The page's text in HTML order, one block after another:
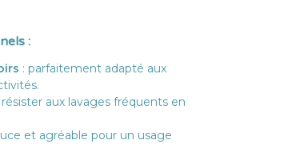
:
: parfaitement adapté aux
aux lavages fréquents en
et agréable pour un usage